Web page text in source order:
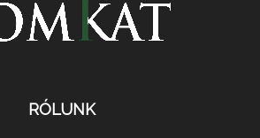
RÓLUNK